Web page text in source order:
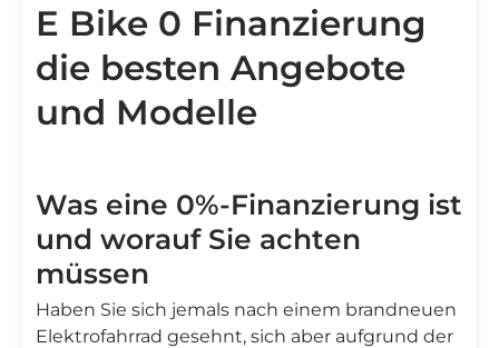
E Bike 0 Finanzierung
die besten Angebote
und Modelle
Was eine 0%-Finanzierung ist
und worauf Sie achten
müssen
Haben Sie sich jemals nach einem brandneuen
Elektrofahrrad gesehnt, sich aber aufgrund der